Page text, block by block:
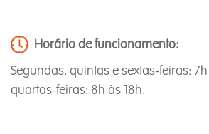
Horário de funcionamento:
Segundas, quintas e sextas-feiras:
quartas-feiras: 8h às 18h.